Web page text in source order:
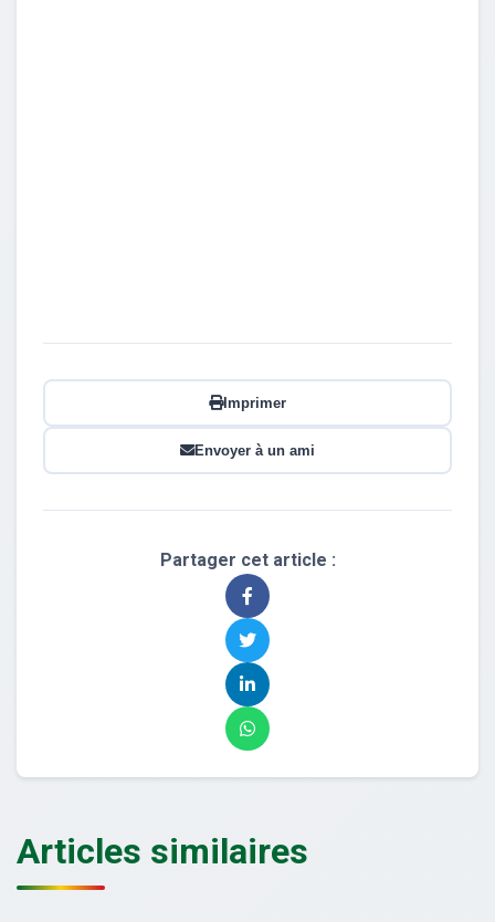
Imprimer
Envoyer à un ami
Partager cet article :
Articles similaires